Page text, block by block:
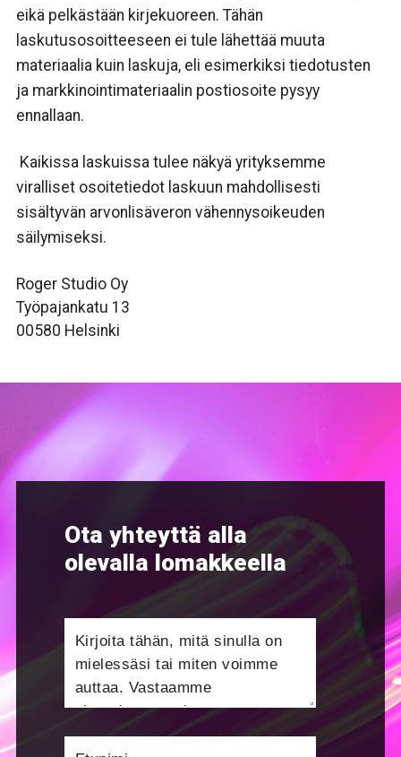
eikä pelkästään kirjekuoreen. Tähän
laskutusosoitteeseen ei tule lähettää muuta
materiaalia kuin laskuja, eli esimerkiksi tiedotusten
ja markkinointimateriaalin postiosoite pysyy
ennallaan.
Kaikissa laskuissa tulee näkyä yrityksemme
viralliset osoitetiedot laskuun mahdollisesti
sisältyvän arvonlisäveron vähennysoikeuden
säilymiseksi.
Roger Studio Oy
Työpajankatu 13
00580 Helsinki
Ota yhteyttä alla
olevalla lomakkeella